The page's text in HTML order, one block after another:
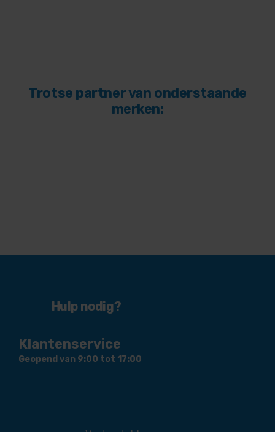
Trotse partner van onderstaande
merken:
Hulp nodig?
Klantenservice
Geopend van 9:00 tot 17:00